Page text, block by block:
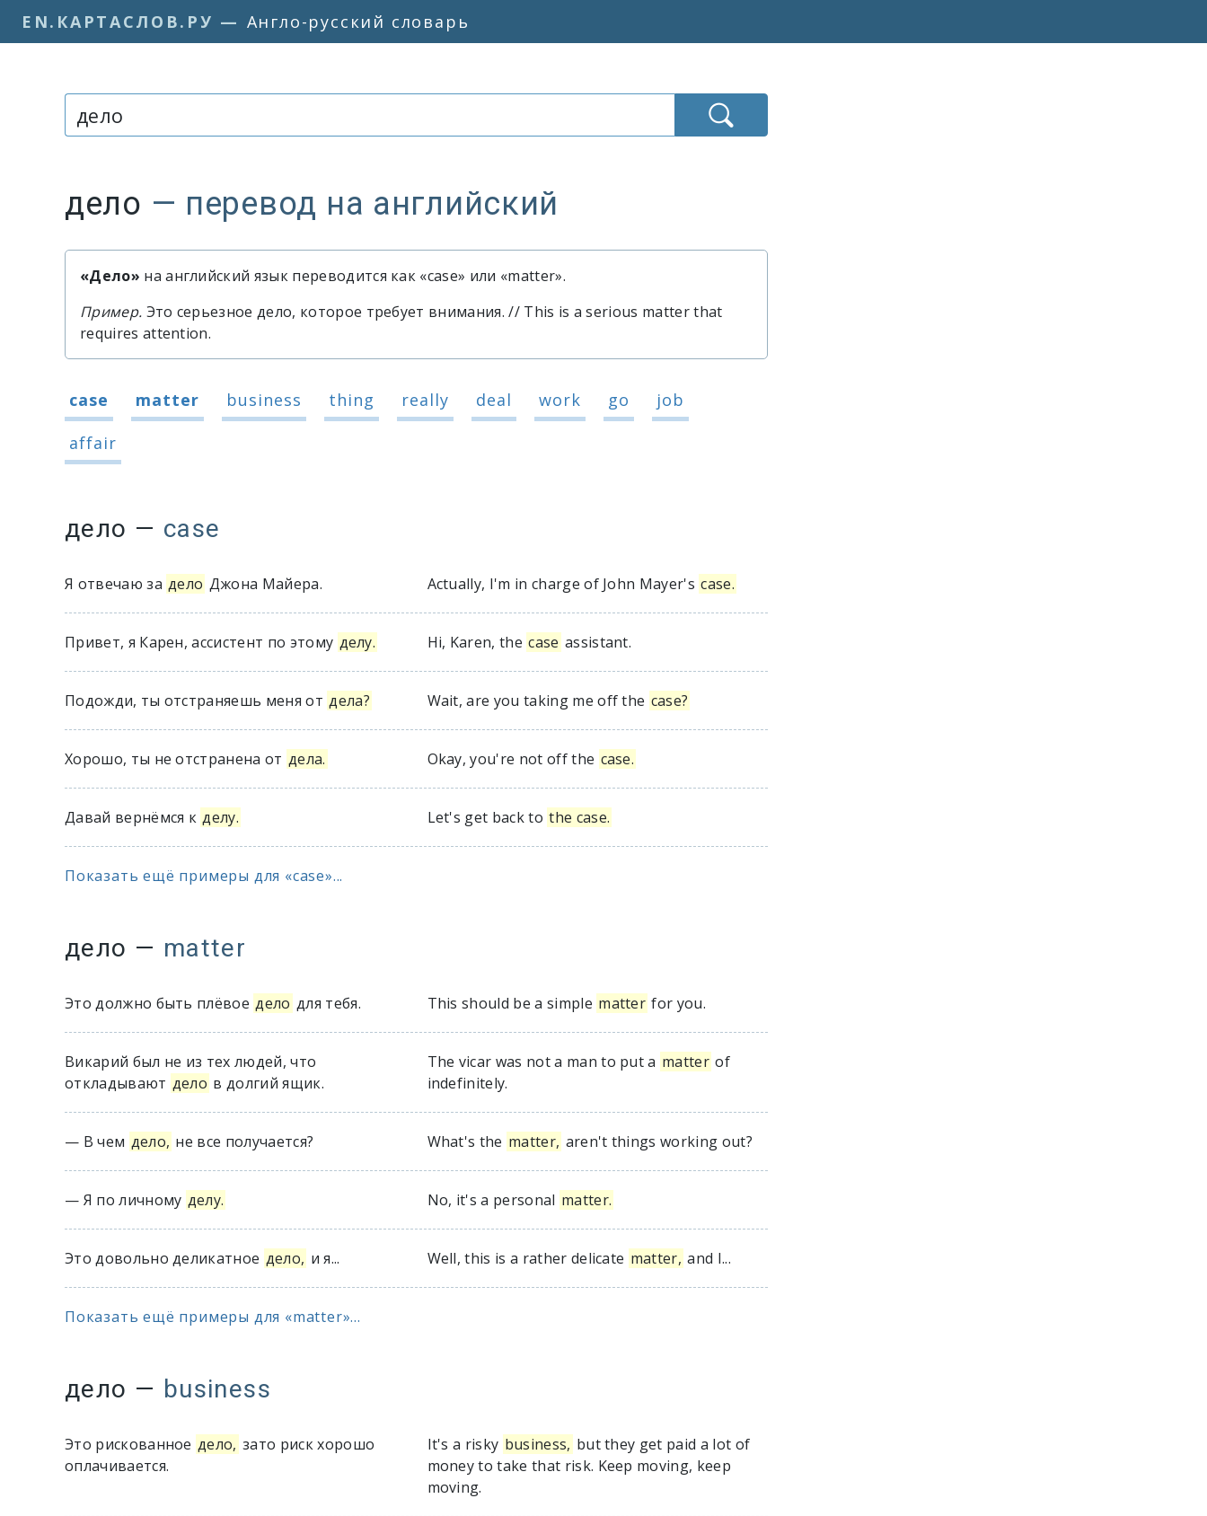
EN.КАРТАСЛОВ.РУ — Англо-русский словарь
дело — перевод на английский
Быстрый перевод слова «дело»
«Дело» на английский язык переводится как «case» или «matter».
Пример. Это серьезное дело, которое требует внимания. // This is a serious matter that
requires attention.
Варианты перевода слова «дело»
case matter business thing really deal work go
job
affair
дело — case
Я отвечаю за дело Джона Майера. Actually, I'm in charge of John Mayer's case.
Привет, я Карен, ассистент по этому делу. Hi, Karen, the case assistant.
Подожди, ты отстраняешь меня от дела? Wait, are you taking me off the case?
Хорошо, ты не отстранена от дела. Okay, you're not off the case.
Давай вернёмся к делу. Let's get back to the case.
Показать ещё примеры для «case»...
дело — matter
Это должно быть плёвое дело для тебя. This should be a simple matter for you.
Викарий был не из тех людей, что
откладывают дело в долгий ящик.
The vicar was not a man to put a matter of
indefinitely.
— В чем дело, не все получается? What's the matter, aren't things working out?
— Я по личному делу. No, it's a personal matter.
Это довольно деликатное дело, и я... Well, this is a rather delicate matter, and I...
Показать ещё примеры для «matter»...
дело — business
Это рискованное дело, зато риск хорошо
оплачивается.
It's a risky business, but they get paid a lot of
money to take that risk. Keep moving, keep
moving.